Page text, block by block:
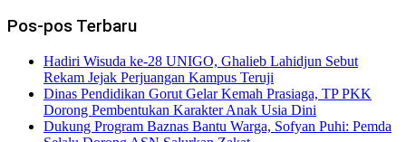
Pos-pos Terbaru
Hadiri Wisuda ke-28 UNIGO, Ghalieb Lahidjun Sebut
Rekam Jejak Perjuangan Kampus Teruji
Dinas Pendidikan Gorut Gelar Kemah Prasiaga, TP PKK
Dorong Pembentukan Karakter Anak Usia Dini
Dukung Program Baznas Bantu Warga, Sofyan Puhi: Pemda